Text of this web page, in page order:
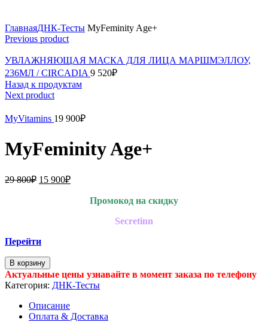
ГлавнаяДНК-Тесты MyFeminity Age+
Previous product
УВЛАЖНЯЮЩАЯ МАСКА ДЛЯ ЛИЦА МАРШМЭЛЛОУ,
236МЛ / CIRCADIA 9 520₽
Назад к продуктам
Next product
MyVitamins 19 900₽
MyFeminity Age+
29 800₽ 15 900₽
Промокод на скидку
Secretinn
Перейти
В корзину
Актуальные цены узнавайте в момент заказа по телефону
Категория: ДНК-Тесты
Описание
Оплата & Доставка